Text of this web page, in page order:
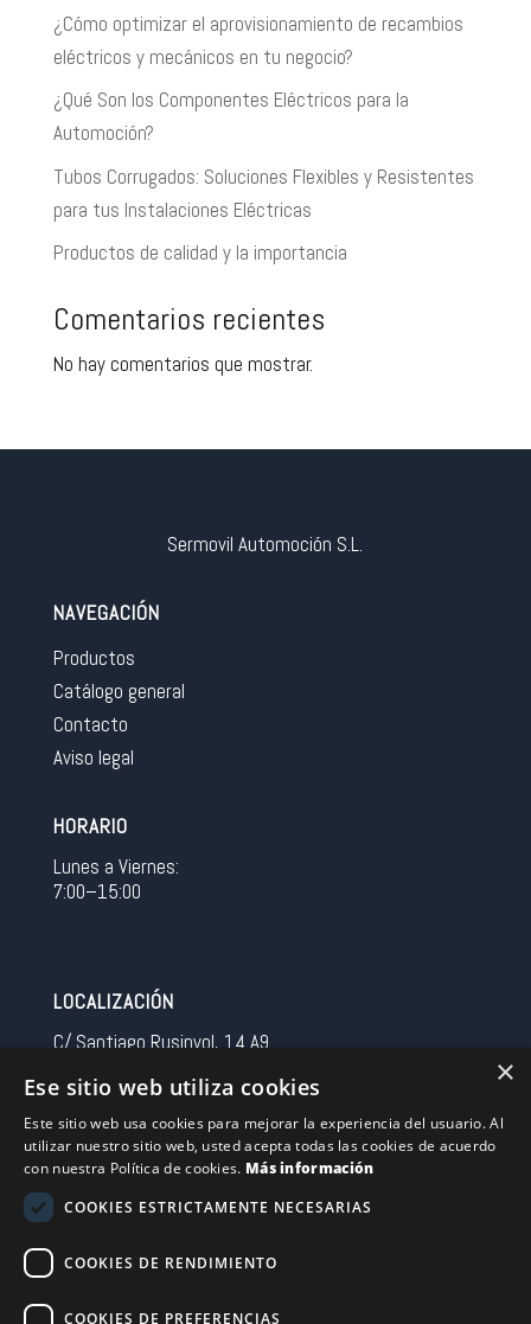
¿Cómo optimizar el aprovisionamiento de recambios
eléctricos y mecánicos en tu negocio?
¿Qué Son los Componentes Eléctricos para la
Automoción?
Tubos Corrugados: Soluciones Flexibles y Resistentes
para tus Instalaciones Eléctricas
Productos de calidad y la importancia
Comentarios recientes
No hay comentarios que mostrar.
Sermovil Automoción S.L.
NAVEGACIÓN
Productos
Catálogo general
Contacto
Aviso legal
HORARIO
Lunes a Viernes:
7:00–15:00
LOCALIZACIÓN
C/ Santiago Rusinyol, 14 A9
Spain
CONTACTO
Tel 0034 93 713 37 30
sermovil@sertronic.es
Acceso intranet para representantes
×
Ese sitio web utiliza cookies
Este sitio web usa cookies para mejorar la experiencia del usuario. Al
utilizar nuestro sitio web, usted acepta todas las cookies de acuerdo
con nuestra Política de cookies. Más información
COOKIES ESTRICTAMENTE NECESARIAS
COOKIES DE RENDIMIENTO
COOKIES DE PREFERENCIAS